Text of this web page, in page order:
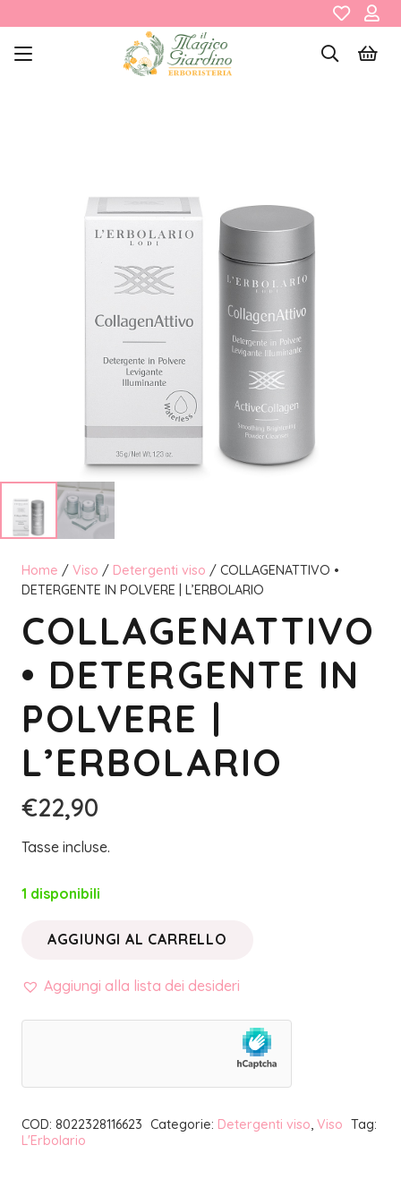
Home / Viso / Detergenti viso / COLLAGENATTIVO •
DETERGENTE IN POLVERE | L’ERBOLARIO
COLLAGENATTIVO
• DETERGENTE IN
POLVERE |
L’ERBOLARIO
€22,90
Tasse incluse.
1 disponibili
IN
quantità
AGGIUNGI AL CARRELLO
Aggiungi alla lista dei desideri
COD: 8022328116623 Categorie: Detergenti viso, Viso Tag:
L'Erbolario